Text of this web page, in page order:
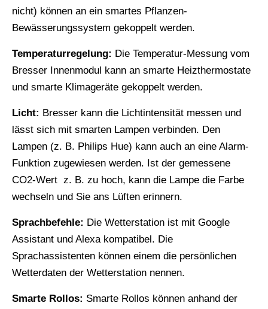
nicht) können an ein smartes Pflanzen-
Bewässerungssystem gekoppelt werden.
Temperaturregelung: Die Temperatur-Messung vom
Bresser Innenmodul kann an smarte Heizthermostate
und smarte Klimageräte gekoppelt werden.
Licht: Bresser kann die Lichtintensität messen und
lässt sich mit smarten Lampen verbinden. Den
Lampen (z. B. Philips Hue) kann auch an eine Alarm-
Funktion zugewiesen werden. Ist der gemessene
CO2-Wert z. B. zu hoch, kann die Lampe die Farbe
wechseln und Sie ans Lüften erinnern.
Sprachbefehle: Die Wetterstation ist mit Google
Assistant und Alexa kompatibel. Die
Sprachassistenten können einem die persönlichen
Wetterdaten der Wetterstation nennen.
Smarte Rollos: Smarte Rollos können anhand der